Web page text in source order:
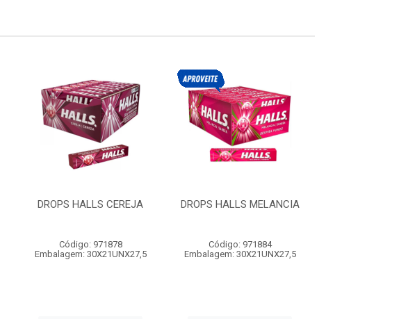
DROPS HALLS CEREJA
Código: 971878
Embalagem: 30X21UNX27,5
DROPS HALLS MELANCIA
Código: 971884
Embalagem: 30X21UNX27,5